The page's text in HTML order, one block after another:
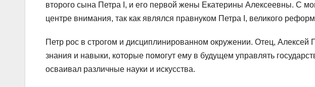
второго сына Петра I, и его первой жены Екатерины Алексеевны. С
центре внимания, так как являлся правнуком Петра I, великого
Петр рос в строгом и дисциплинированном окружении. Отец, Алексей
знания и навыки, которые помогут ему в будущем управлять
осваивал различные науки и искусства.